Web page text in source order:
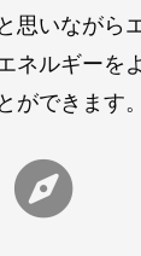
思いながら
ネルギーを
ができます。
